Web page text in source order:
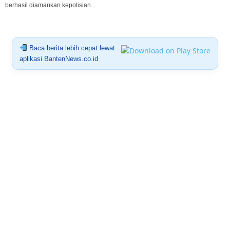
berhasil diamankan kepolisian...
Baca berita lebih cepat lewat
aplikasi BantenNews.co.id